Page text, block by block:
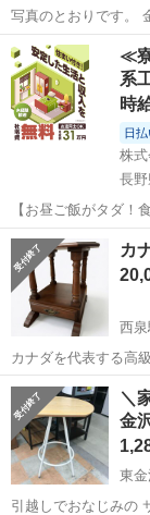
写真のとおりです。
石川 金沢市
≪
系
時
日
株
長
【お昼ご飯がタダ！
レーターや検査作業
赴任旅費会社負担★
通勤OK！無料駐車場
長野 茅野市
カ
西泉
カナダを代表する高
入した東京のアンテ
鎖されたメーカーの
な品と聞き50000円で
石川 金沢市
＼
金
東
引越しでおなじみの サカイ引越センターグループのリサイクルショッ